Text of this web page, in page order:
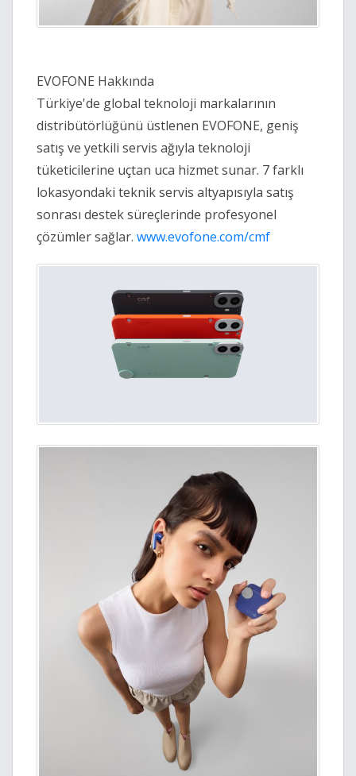
EVOFONE Hakkında
Türkiye'de global teknoloji markalarının
distribütörlüğünü üstlenen EVOFONE, geniş
satış ve yetkili servis ağıyla teknoloji
tüketicilerine uçtan uca hizmet sunar. 7 farklı
lokasyondaki teknik servis altyapısıyla satış
sonrası destek süreçlerinde profesyonel
çözümler sağlar. www.evofone.com/cmf